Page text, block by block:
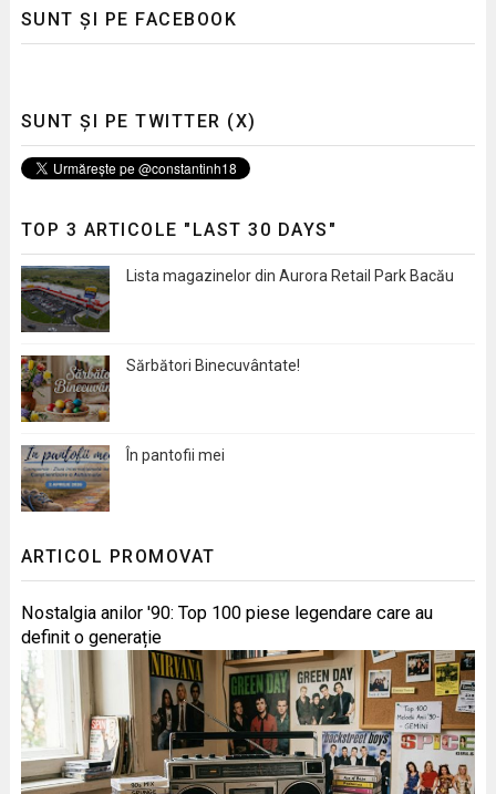
SUNT ȘI PE FACEBOOK
SUNT ȘI PE TWITTER (X)
TOP 3 ARTICOLE "LAST 30 DAYS"
Lista magazinelor din Aurora Retail Park Bacău
Sărbători Binecuvântate!
În pantofii mei
ARTICOL PROMOVAT
Nostalgia anilor '90: Top 100 piese legendare care au
definit o generație